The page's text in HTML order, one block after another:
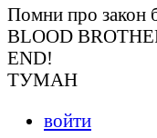
Помни про закон
BLOOD
END!
ТУМАН
войти